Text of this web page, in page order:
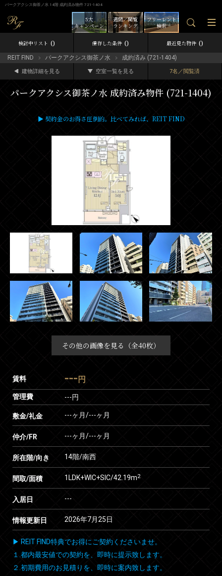
パークアクシス御茶ノ水 14階 成約済み物件 721-1404
フリーレント
検索
週間／閲覧
ランキング
5大
キャンペーン
検討中リスト 0 保存した条件 0 最近見た物件 0
REIT FIND パークアクシス御茶ノ水 成約済み (721-1404)
建物詳細を見る 空室一覧を見る 7名／閲覧済
パークアクシス御茶ノ水 成約済み物件 (721-1404)
▶ 契約金のお得さ圧倒的。比べてみれば、REIT FIND
その他の画像を見る（全40枚）
賃料 --- 円
管理費 ---円
敷金/礼金 ---ヶ月/---ヶ月
仲介/FR ---ヶ月/---ヶ月
所在階/向き 14階/南西
間取/面積 1LDK+WIC+SIC/42.19m2
入居日 ---
情報更新日 2026年7月25日
▶ REIT FIND特典でお得にご契約くださいませ。
１.都内最安値での契約を、即時に提示致します。
２.初期費用のお見積りを、即時に案内致します。